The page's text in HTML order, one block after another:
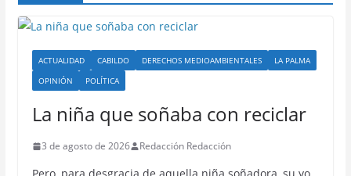
ACTUALIDAD CABILDO DERECHOS MEDIOAMBIENTALES
LA PALMA
OPINIÓN
POLÍTICA
La niña que soñaba con reciclar
3 de agosto de 2026 Redacción Redacción